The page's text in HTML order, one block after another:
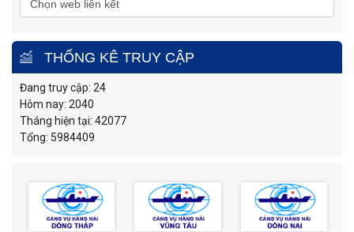
THỐNG KÊ TRUY CẬP
Đang truy cập: 24
Hôm nay: 2040
Tháng hiện tại: 42077
Tổng: 5984409